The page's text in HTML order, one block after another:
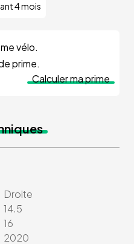
4 mois
vélo.
prime.
Calculer ma prime
Droite
14.5
16
2020